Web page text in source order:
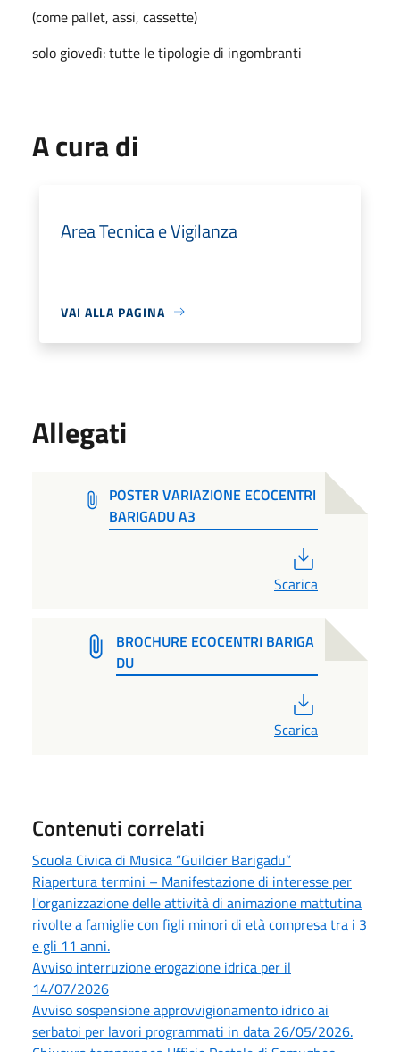
(come pallet, assi, cassette)
solo giovedì: tutte le tipologie di ingombranti
A cura di
Area Tecnica e Vigilanza
VAI ALLA PAGINA
Allegati
POSTER VARIAZIONE ECOCENTRI
BARIGADU A3
Scarica
BROCHURE ECOCENTRI BARIGA
DU
Scarica
Contenuti correlati
Scuola Civica di Musica “Guilcier Barigadu”
Riapertura termini – Manifestazione di interesse per
l'organizzazione delle attività di animazione mattutina
rivolte a famiglie con figli minori di età compresa tra i 3
e gli 11 anni.
Avviso interruzione erogazione idrica per il
14/07/2026
Avviso sospensione approvvigionamento idrico ai
serbatoi per lavori programmati in data 26/05/2026.